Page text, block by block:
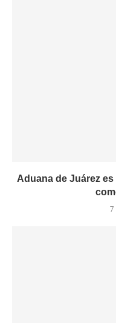
Aduana de Juárez
7